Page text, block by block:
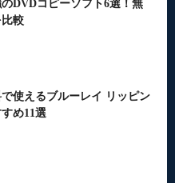
のDVDコピーソフト6選！無
較
で使えるブルーレイ リッピン
め11選